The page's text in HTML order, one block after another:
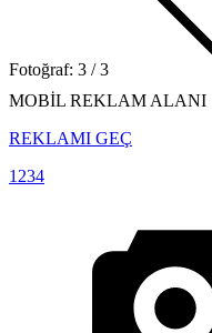
Fotoğraf: 3 / 3
MOBİL REKLAM ALANI
REKLAMI GEÇ
1 234